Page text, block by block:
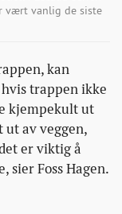
vært vanlig de siste
kan
trappen ikke
kjempekult ut
av veggen,
er viktig å
sier Foss Hagen.